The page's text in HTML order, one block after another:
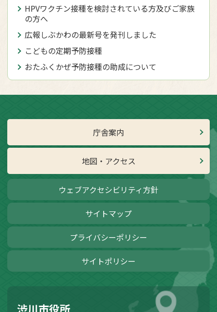
HPVワクチン接種を検討されている方及びご家族
の方へ
広報しぶかわの最新号を発刊しました
こどもの定期予防接種
おたふくかぜ予防接種の助成について
庁舎案内
地図・アクセス
ウェブアクセシビリティ方針
サイトマップ
プライバシーポリシー
サイトポリシー
渋川市役所